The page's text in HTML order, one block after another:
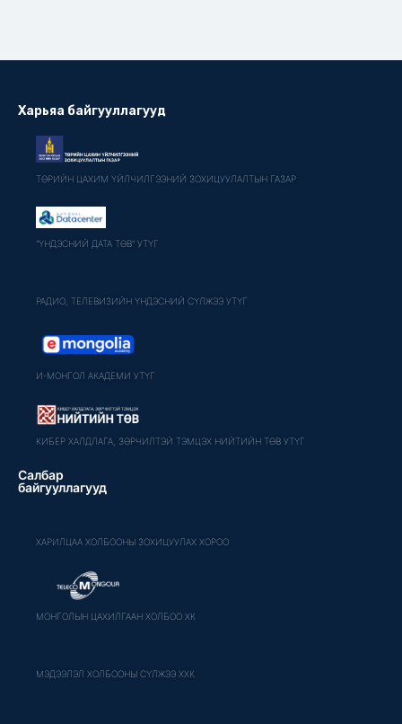
Харьяа байгууллагууд
ТӨРИЙН ЦАХИМ ҮЙЛЧИЛГЭЭНИЙ ЗОХИЦУУЛАЛТЫН ГАЗАР
"ҮНДЭСНИЙ ДАТА ТӨВ" УТҮГ
РАДИО, ТЕЛЕВИЗИЙН ҮНДЭСНИЙ СҮЛЖЭЭ УТҮГ
И-МОНГОЛ АКАДЕМИ УТҮГ
КИБЕР ХАЛДЛАГА, ЗӨРЧИЛТЭЙ ТЭМЦЭХ НИЙТИЙН ТӨВ УТҮГ
Салбар
байгууллагууд
ХАРИЛЦАА ХОЛБООНЫ ЗОХИЦУУЛАХ ХОРОО
МОНГОЛЫН ЦАХИЛГААН ХОЛБОО ХК
МЭДЭЭЛЭЛ ХОЛБООНЫ СҮЛЖЭЭ ХХК